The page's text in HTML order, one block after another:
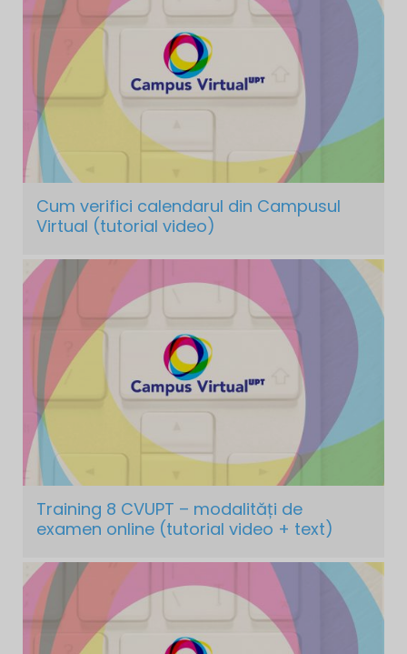
Cum verifici calendarul din Campusul
Virtual (tutorial video)
Training 8 CVUPT – modalități de
examen online (tutorial video + text)